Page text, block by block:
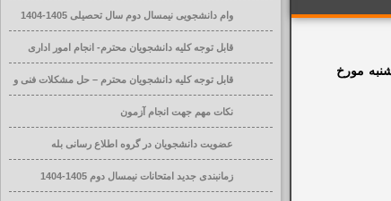
مورخ
وام دانشجویی نیمسال دوم سال تحصیلی 1405-1404
قابل توجه کلیه دانشجویان محترم- انجام امور اداری
قابل توجه کلیه دانشجویان محترم – حل مشکلات فنی و
آموزشی
نکات مهم جهت انجام آزمون
عضویت دانشجویان در گروه اطلاع رسانی بله
زمانبندی جدید امتحانات نیمسال دوم 1405-1404